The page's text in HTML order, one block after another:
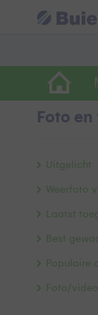
Foto
Uitgelicht
Weerfoto
Laatst
Best
Populaire
Foto/